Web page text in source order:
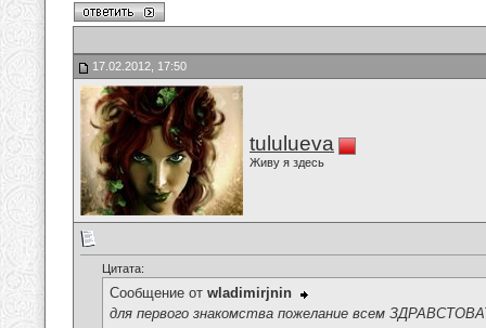
17.02.2012, 17:50
tululueva
Живу я здесь
Цитата:
Сообщение от wladimirjnin
для первого знакомства пожелание всем